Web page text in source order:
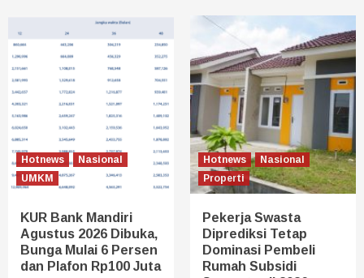
Hotnews
Nasional
UMKM
KUR Bank Mandiri
Agustus 2026 Dibuka,
Bunga Mulai 6 Persen
dan Plafon Rp100 Juta
Hotnews
Nasional
Properti
Pekerja Swasta
Diprediksi Tetap
Dominasi Pembeli
Rumah Subsidi